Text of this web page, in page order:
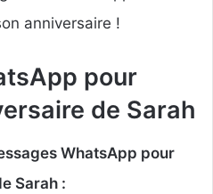
anniversaire !
pour
de Sarah
WhatsApp pour
Sarah :